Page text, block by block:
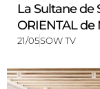
La Sultane de
ORIENTAL de
21/05SOW TV